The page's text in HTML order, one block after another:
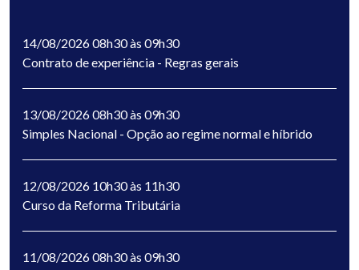
14/08/2026 08h30 às 09h30
Contrato de experiência - Regras gerais
13/08/2026 08h30 às 09h30
Simples Nacional - Opção ao regime normal e híbrido
12/08/2026 10h30 às 11h30
Curso da Reforma Tributária
11/08/2026 08h30 às 09h30